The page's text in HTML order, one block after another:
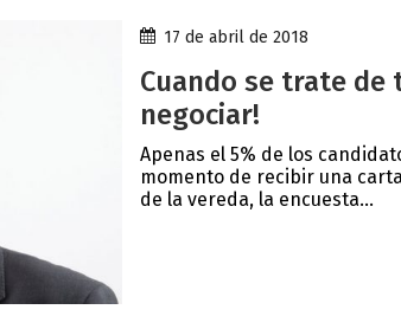
17 de abril de 2018
Cuando se trate de
negociar!
Apenas el 5% de los
momento de recibir una
de la vereda, la encuesta...